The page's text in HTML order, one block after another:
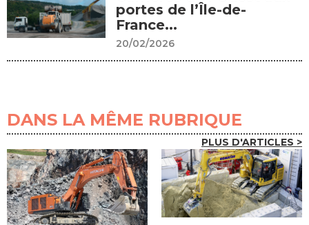
portes de l’Île-de-
France...
20/02/2026
DANS LA MÊME RUBRIQUE
PLUS D'ARTICLES >